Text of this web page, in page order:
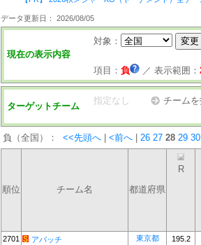
データ更新日： 2026/08/05
現在の表示内容
対象：
項目： 負 ／ 表示範囲：
ターゲットチーム
指定なし チーム
負（全国）： <<先頭へ <前へ 26 27 28 29 30
順位 チーム名 都道府県
R
2701 アパッチ 東京都
195.2